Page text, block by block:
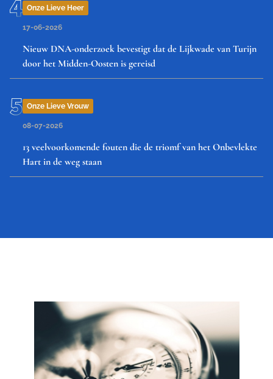
Onze Lieve Heer
17-06-2026
Nieuw DNA-onderzoek bevestigt dat de Lijkwade van Turijn
door het Midden-Oosten is gereisd
Onze Lieve Vrouw
08-07-2026
13 veelvoorkomende fouten die de triomf van het Onbevlekte
Hart in de weg staan